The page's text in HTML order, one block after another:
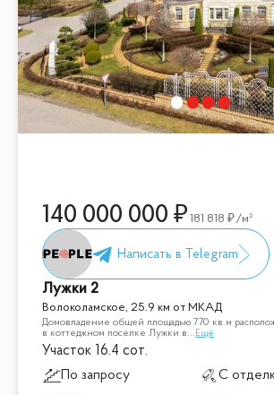
140 000 000 181 818 /м²
Лужки 2
Волоколамское, 25.9 км от МКАД
Домовладение общей площадью 770 кв.м
в коттеджном поселке Лужки в... Ещё
Участок 16.4 сот.
По запросу
С